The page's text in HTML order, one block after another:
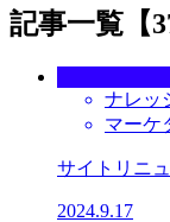
記事一覧【
ナレッ
マーケ
サイトリニ
2024.9.17